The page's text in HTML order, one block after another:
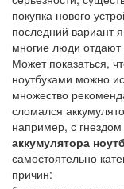
покупка нового
последний вариант
многие люди
Может показаться,
ноутбуками можно
множество
сломался
например, с гнездом
аккумулятора
самостоятельно
причин: